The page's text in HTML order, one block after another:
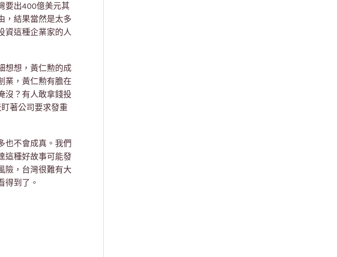
要出400億美元其
，結果當然是太多
資這種企業家的人
想想，黃仁勲的成
業，黃仁勲有膽在
沒？有人敢拿錢投
著公司要求發重
也不會成真。我們
這種好故事可能發
險，台灣很難有大
得到了。